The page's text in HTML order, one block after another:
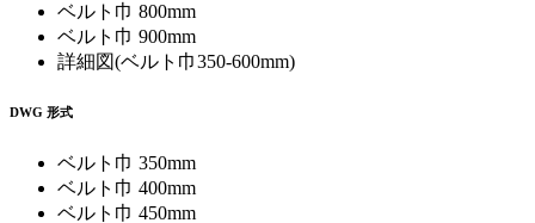
ベルト巾 800mm
ベルト巾 900mm
詳細図(ベルト巾350-600mm)
DWG 形式
ベルト巾 350mm
ベルト巾 400mm
ベルト巾 450mm